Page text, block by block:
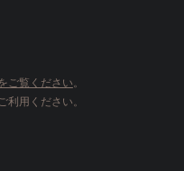
ご覧ください。
用ください。